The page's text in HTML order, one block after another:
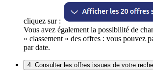
cliquez sur :
Vous avez également la possibilité de
« classement » des offres : vous pouvez
par date.
4. Consulter les offres issues de votre